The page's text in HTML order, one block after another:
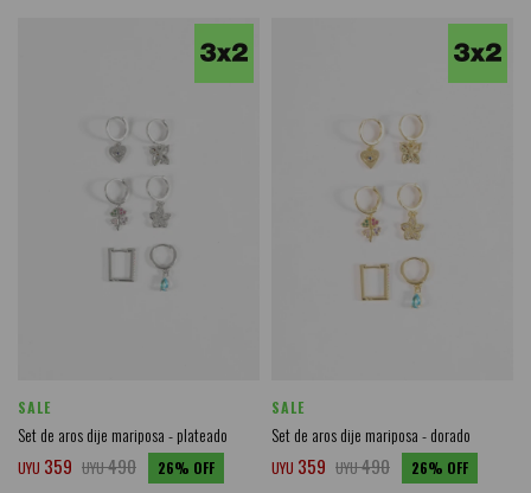
SALE
Set de aros dije mariposa - plateado
UYU 359 UYU490 26
SALE
Set de aros dije mariposa - dorado
UYU 359 UYU490 26